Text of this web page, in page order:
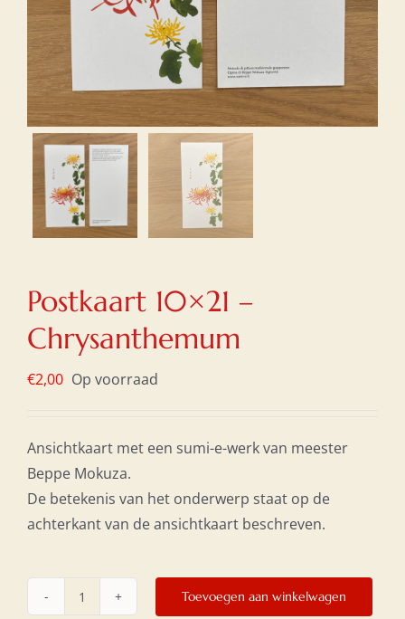
Postkaart 10×21 –
Chrysanthemum
€2,00 Op voorraad
Ansichtkaart met een sumi-e-werk van meester
Beppe Mokuza.
De betekenis van het onderwerp staat op de
achterkant van de ansichtkaart beschreven.
Postkaart
Toevoegen aan winkelwagen